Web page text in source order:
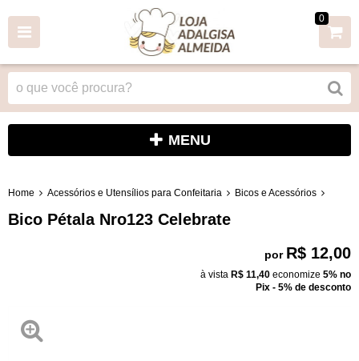
0
MENU
Home Acessórios e Utensílios para Confeitaria Bicos e Acessórios
Bico Pétala Nro123 Celebrate
por R$ 12,00
à vista R$ 11,40 economize 5% no
Pix - 5% de desconto